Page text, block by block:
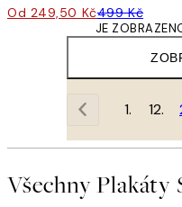
Od 249,50 Kč499 Kč
JE
1
Všechny Plakáty